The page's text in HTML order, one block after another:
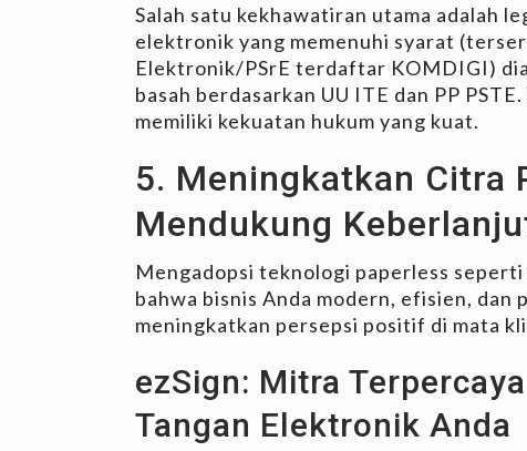
Salah satu kekhawatiran utama adalah
elektronik yang memenuhi syarat
Elektronik/PSrE terdaftar KOMDIGI)
basah berdasarkan UU ITE dan PP
memiliki kekuatan hukum yang kuat.
5. Meningkatkan Citra
Mendukung
Mengadopsi teknologi paperless
bahwa bisnis Anda modern, efisien,
meningkatkan persepsi positif di mata
ezSign: Mitra
Tangan Elektronik Anda